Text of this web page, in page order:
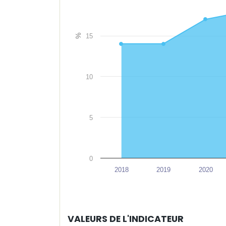
%
2018 2019 2020
0
5
10
15
VALEURS DE L'INDICATEUR